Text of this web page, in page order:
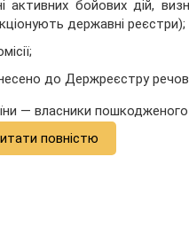
бойових дій,
державні реєстри);
до Держреєстру
— власники
повністю